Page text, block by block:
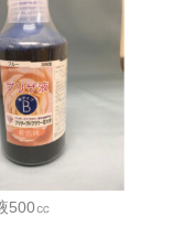
500㏄